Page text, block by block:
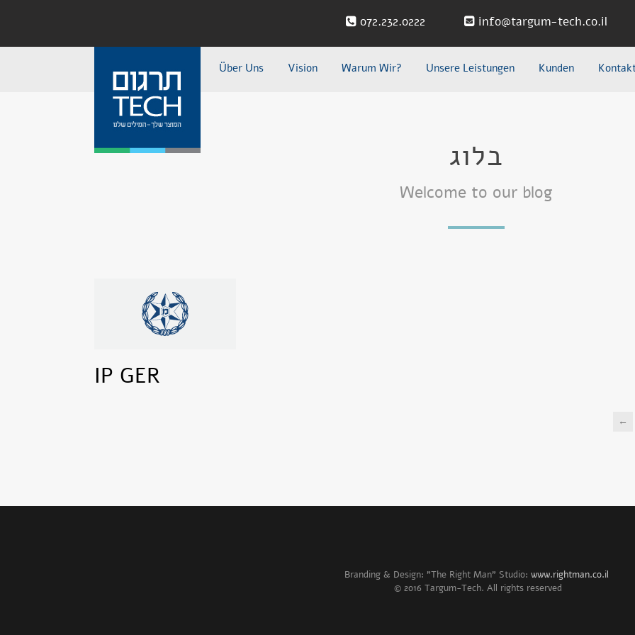
072.232.0222 info@targum-tech.co.il
Über Uns Vision Warum Wir? Unsere Leistungen Kunden
בלוג
Welcome to our blog
IP GER
←
Branding & Design: "The Right Man" Studio: www.rightman.co.il
© 2016 Targum-Tech. All rights reserved